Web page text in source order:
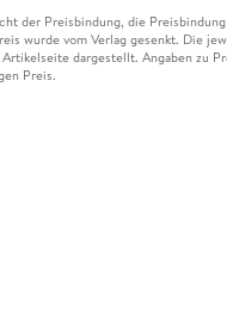
der Preisbindung, die
wurde vom Verlag gesenkt. Die
dargestellt. Angaben zu
Preis.